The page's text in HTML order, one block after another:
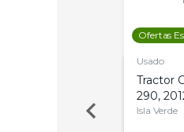
Ofertas
Usado
Tractor
290,
Isla Verde